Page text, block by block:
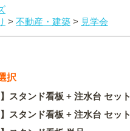
> 不動産・建築 > 見学会
択
】スタンド看板 + 注水台 セット
】スタンド看板 + 注水台 セット